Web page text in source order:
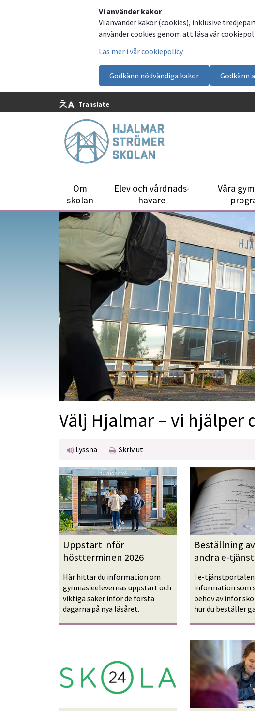
Vi använder kakor
Vi använder kakor (cookies), inklusive
använder cookies genom att läsa vår
Läs mer i vår cookiepolicy
Godkänn nödvändiga kakor Godkänn
Translate
Om
skolan
Elev och vårdnads­
havare
Våra
Välj Hjalmar – vi hjälper
Lyssna Skriv ut
Uppstart inför
höstterminen 2026
Här hittar du information om
gymnasieelevernas uppstart och
viktiga saker inför de första
dagarna på nya läsåret.
Beställning
andra e-
I e-tjänstportalen
information som
behov av inför
hur du beställer